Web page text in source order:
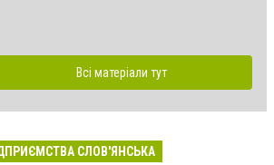
Всі матеріали тут
СЛОВ'ЯНСЬКА